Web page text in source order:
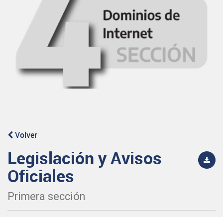
Volver
Legislación y Avisos
Oficiales
Primera sección